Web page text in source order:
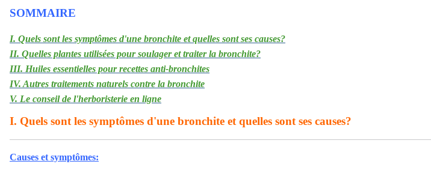
SOMMAIRE
I. Quels sont les symptômes d'une bronchite et quelles sont ses causes?
II. Quelles plantes utilisées pour soulager et traiter la bronchite?
III. Huiles essentielles pour recettes anti-bronchites
IV. Autres traitements naturels contre la bronchite
V. Le conseil de l'herboristerie en ligne
I. Quels sont les symptômes d'une bronchite et quelles sont ses causes?
Causes et symptômes: